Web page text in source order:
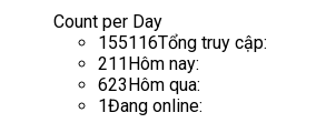
Count per Day
155116Tổng truy cập:
211Hôm nay:
623Hôm qua:
1Đang online: